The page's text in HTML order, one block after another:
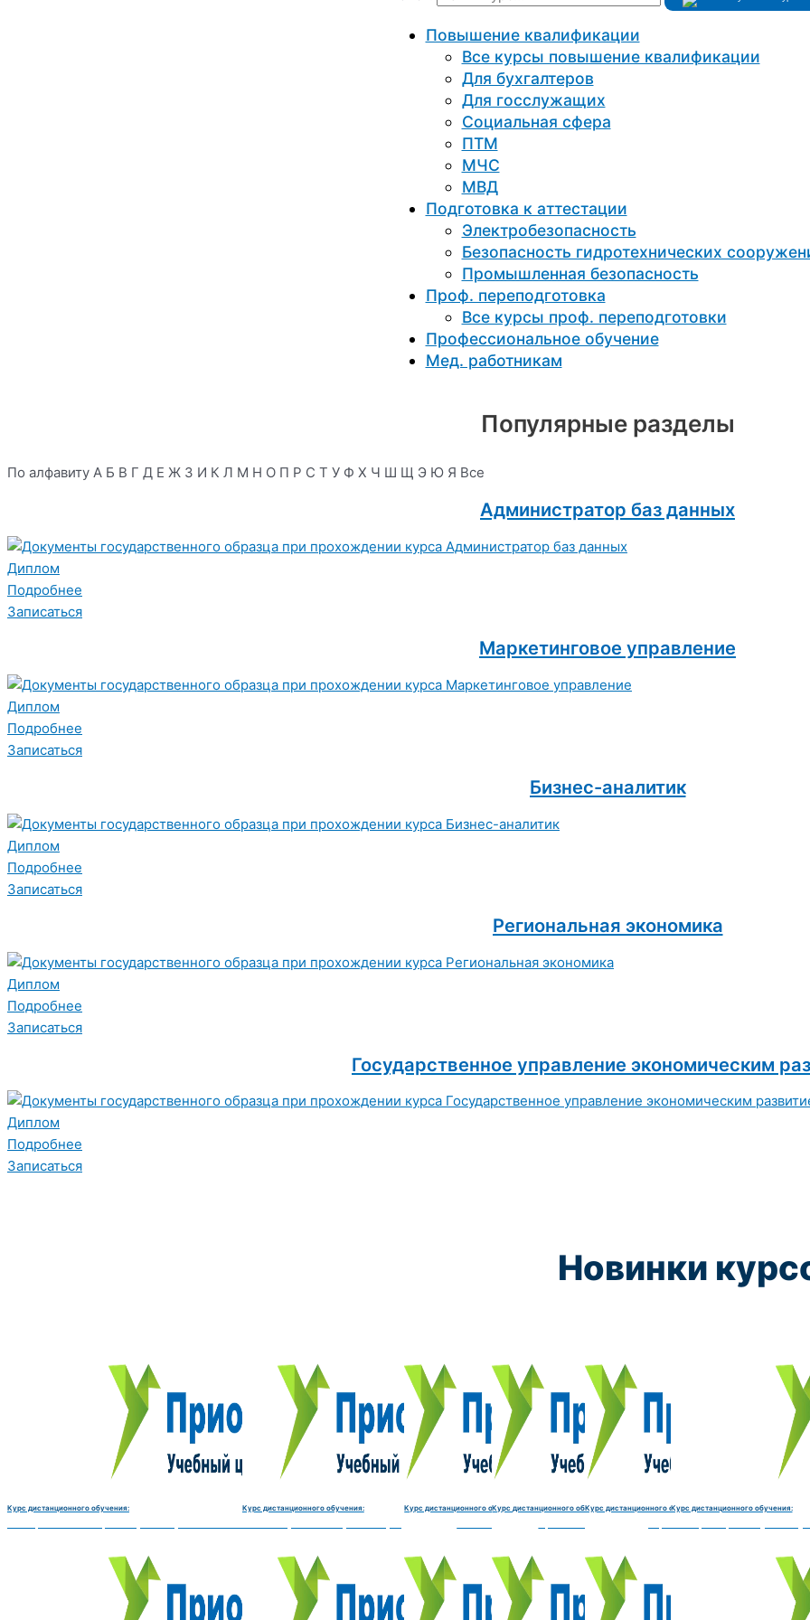
Повышение квалификации
Все курсы повышение квалификации
Для бухгалтеров
Для госслужащих
Социальная сфера
ПТМ
МЧС
МВД
Подготовка к aттестации
Электробезопасность
Безопасность гидротехнических
Промышленная безопасность
Проф. переподготовка
Все курсы проф. переподготовки
Профессиональное обучение
Мед. работникам
Популярные разделы
По алфавиту А Б В Г Д Е Ж З И К Л М Н О П Р С Т У Ф Х Ч Ш Щ Э Ю Я Все
Администратор баз данных
Диплом
Подробнее
Записаться
Маркетинговое управление
Диплом
Подробнее
Записаться
Бизнес-аналитик
Диплом
Подробнее
Записаться
Региональная экономика
Диплом
Подробнее
Записаться
Государственное управление экономическим
Диплом
Подробнее
Записаться
Новинки
Курс дистанционного обучения:
Курс обучения:
Электромеханик по ремонту и обслуживанию
9800 руб.
Курс дистанционного обучения:
Курс обучения:
Чистильщик металла, отливок, изделий и
9800 руб.
Курс дистанционного обучения:
Штамповщик-180 часов
9800 руб.
Курс дистанционного обучения:
Курс
Курс дистанционного обучения:Курс дистанционного обучения: